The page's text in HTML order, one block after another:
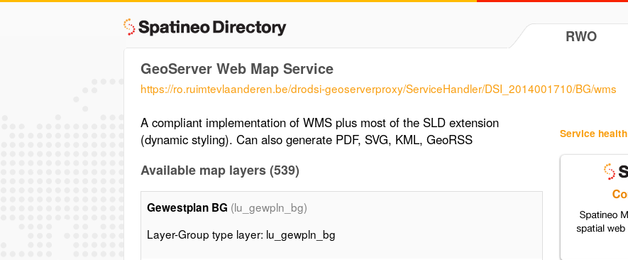
RWO
GeoServer Web Map Service
https://ro.ruimtevlaanderen.be/drodsi-geoserverproxy/ServiceHandler/DSI_2014001710/BG/wms
Service health
A compliant implementation of WMS plus most of the SLD extension
(dynamic styling). Can also generate PDF, SVG, KML, GeoRSS
Available map layers (539)
Gewestplan BG (lu_gewpln_bg)
Layer-Group type layer: lu_gewpln_bg